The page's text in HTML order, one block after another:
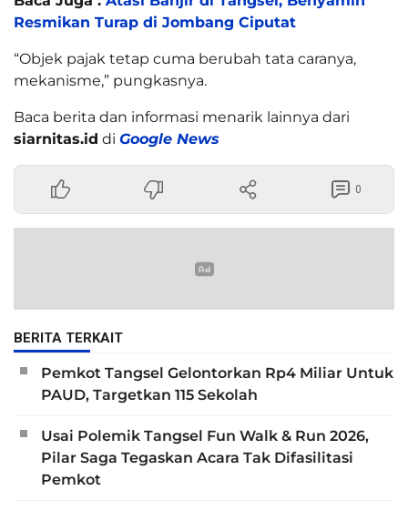
Resmikan Turap di Jombang Ciputat
“Objek pajak tetap cuma berubah tata caranya,
mekanisme,” pungkasnya.
Baca berita dan informasi menarik lainnya dari
siarnitas.id di Google News
0
BERITA TERKAIT
Pemkot Tangsel Gelontorkan Rp4 Miliar Untuk
PAUD, Targetkan 115 Sekolah
Usai Polemik Tangsel Fun Walk & Run 2026,
Pilar Saga Tegaskan Acara Tak Difasilitasi
Pemkot